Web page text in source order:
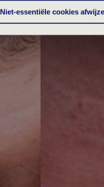
Niet-essentiële cookies